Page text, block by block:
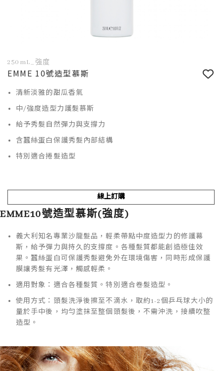
EMME 10號造型慕斯
250mL_強度
清新淡雅的甜瓜香氣
中/強度造型力護髮慕斯
給予秀髮自然彈力與支撐力
含蠶絲蛋白保護秀髮內部結構
特別適合捲髮造型
線上訂購
EMME10號造型慕斯(強度)
義大利知名專業沙龍髮品，輕柔帶點中度造型力的修護幕
斯，給予彈力與持久的支撐度。各種髮質都能創造極佳效
果。蠶絲蛋白可保護秀髮避免外在環境傷害，同時形成保護
膜讓秀髮有光澤，觸感輕柔。
適用對象：適合各種髮質。特別適合卷髮造型。
使用方式：頭髮洗淨後擦至不滴水，取約1-2個乒乓球大小的
量於手中後，均勻塗抹至整個頭髮後，不需沖洗，接續吹整
造型。